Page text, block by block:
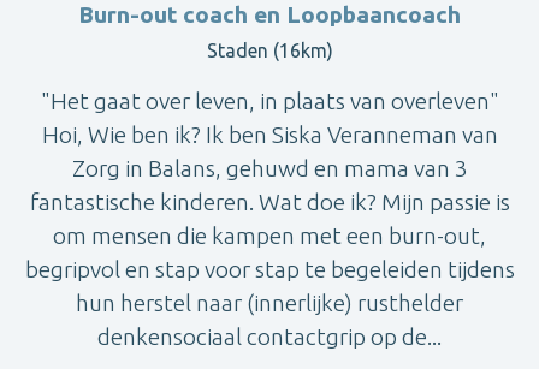
Burn-out coach en Loopbaancoach
Staden (16km)
"Het gaat over leven, in plaats van overleven"
Hoi, Wie ben ik? Ik ben Siska Veranneman van
Zorg in Balans, gehuwd en mama van 3
fantastische kinderen. Wat doe ik? Mijn passie is
om mensen die kampen met een burn-out,
begripvol en stap voor stap te begeleiden tijdens
hun herstel naar (innerlijke) rusthelder
denkensociaal contactgrip op de...